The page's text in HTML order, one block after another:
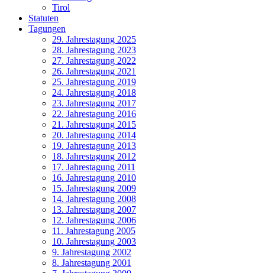
Tirol
Statuten
Tagungen
29. Jahrestagung 2025
28. Jahrestagung 2023
27. Jahrestagung 2022
26. Jahrestagung 2021
25. Jahrestagung 2019
24. Jahrestagung 2018
23. Jahrestagung 2017
22. Jahrestagung 2016
21. Jahrestagung 2015
20. Jahrestagung 2014
19. Jahrestagung 2013
18. Jahrestagung 2012
17. Jahrestagung 2011
16. Jahrestagung 2010
15. Jahrestagung 2009
14. Jahrestagung 2008
13. Jahrestagung 2007
12. Jahrestagung 2006
11. Jahrestagung 2005
10. Jahrestagung 2003
9. Jahrestagung 2002
8. Jahrestagung 2001